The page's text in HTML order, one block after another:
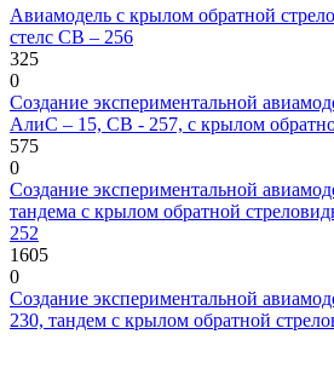
Авиамодель с крылом обратной
стелс СВ – 256
325
0
Cоздание экспериментальной
АлиС – 15, CВ - 257, с крылом
575
0
Создание экспериментальной
тандема с крылом обратной
252
1605
0
Создание экспериментальной
230, тандем с крылом обратной